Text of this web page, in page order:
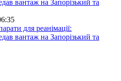
для реанімації:
вантаж на Запорізький та